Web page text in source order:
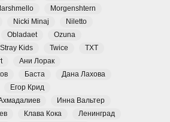
Morgenshtern
Nicki Minaj
Niletto
Obladaet
Ozuna
Stray Kids Twice
TXT
Ани Лорак
Баста
Дана Лахова
Егор Крид
Инна Вальтер
Клава Кока
Ленинград